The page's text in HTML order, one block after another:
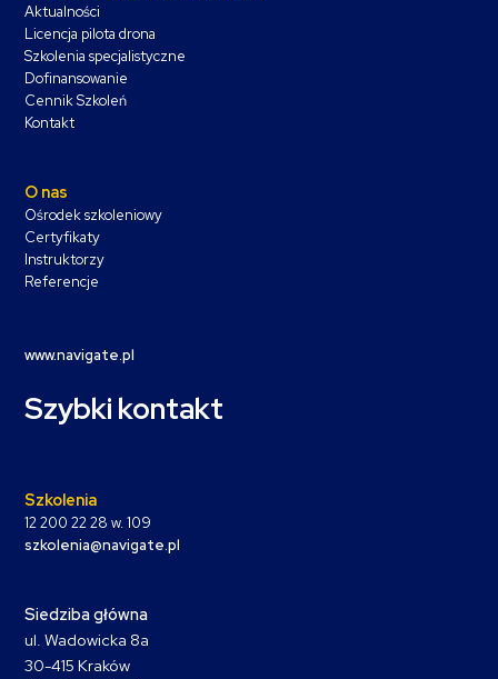
Aktualności
Licencja pilota drona
Szkolenia specjalistyczne
Dofinansowanie
Cennik Szkoleń
Kontakt
O nas
Ośrodek szkoleniowy
Certyfikaty
Instruktorzy
Referencje
www.navigate.pl
Szybki kontakt
Szkolenia
12 200 22 28 w. 109
szkolenia@navigate.pl
Siedziba główna
ul. Wadowicka 8a
30-415 Kraków